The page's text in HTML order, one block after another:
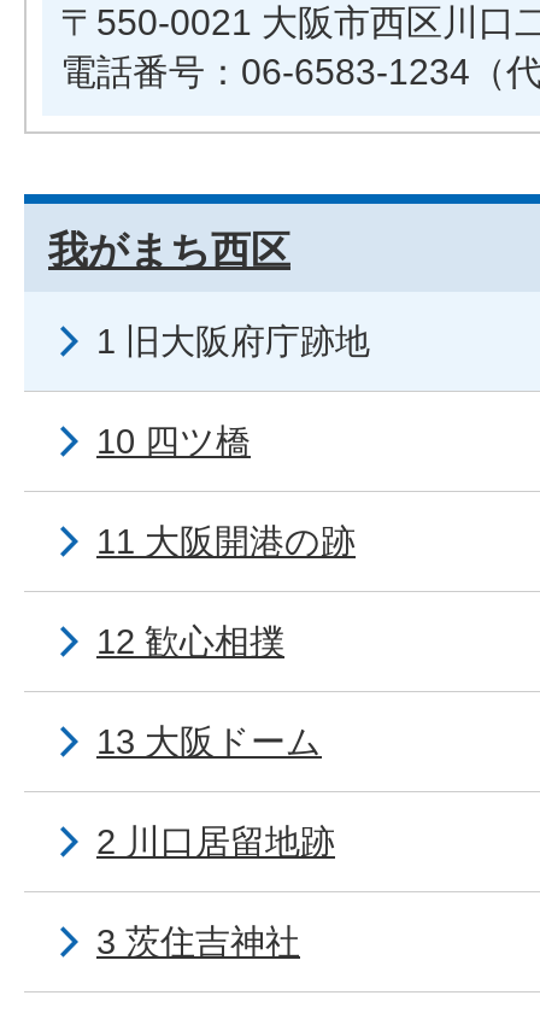
〒550-0021 大阪市西区川口
電話番号：06-6583-1234（
我がまち西区
1 旧大阪府庁跡地
10 四ツ橋
11 大阪開港の跡
12 歓心相撲
13 大阪ドーム
2 川口居留地跡
3 茨住吉神社